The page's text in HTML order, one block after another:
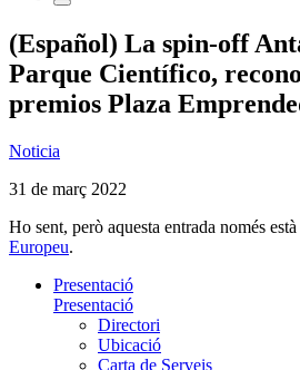
(Español) La spin-off
Parque Científico,
premios Plaza
Noticia
31 de març 2022
Ho sent, però aquesta entrada només
Europeu.
Presentació
Presentació
Directori
Ubicació
Carta de Serveis